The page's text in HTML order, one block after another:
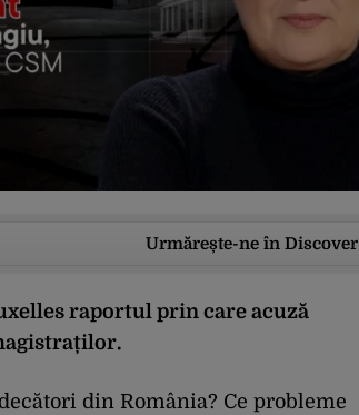
Urmărește-ne în Discover
raportul prin care acuză
din România? Ce probleme